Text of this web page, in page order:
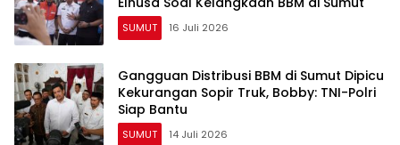
SUMUT 16 Juli 2026
Gangguan Distribusi BBM di Sumut Dipicu
Kekurangan Sopir Truk, Bobby: TNI-Polri
Siap Bantu
SUMUT 14 Juli 2026